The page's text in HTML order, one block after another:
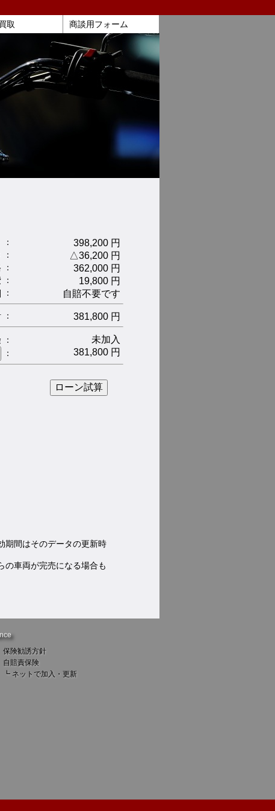
取 商談用フォーム
398,200 円
△36,200 円
362,000 円
19,800 円
： 自賠不要です
381,800 円
未加入
： 381,800 円
期間はそのデータの更新時
の車両が完売になる場合も
保険勧誘方針
自賠責保険
┗ ネットで加入・更新